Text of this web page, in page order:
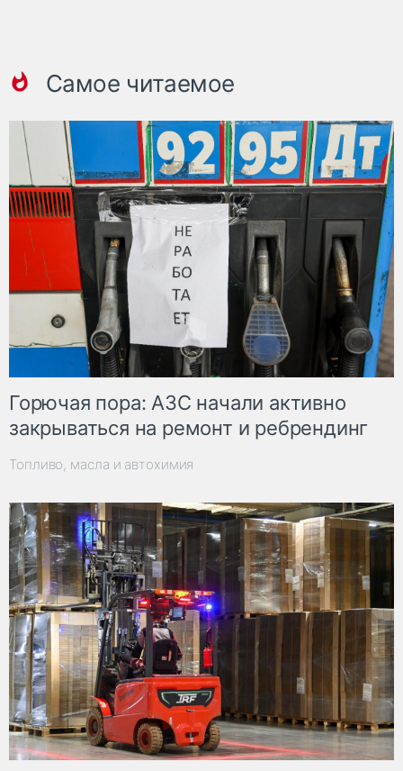
Самое читаемое
Горючая пора: АЗС начали активно
закрываться на ремонт и ребрендинг
Топливо, масла и автохимия